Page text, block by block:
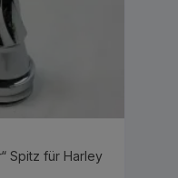
Spitz für Harley